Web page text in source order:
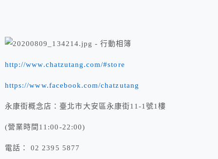
http://www.chatzutang.com/#store
https://www.facebook.com/chatzutang
永康街概念店：臺北市大安區永康街11-1號1樓
(營業時間11:00-22:00)
電話： 02 2395 5877